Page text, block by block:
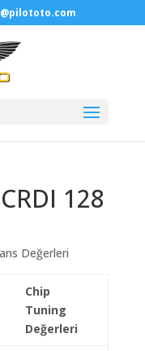
128
Değerleri
Chip
Tuning
Değerleri